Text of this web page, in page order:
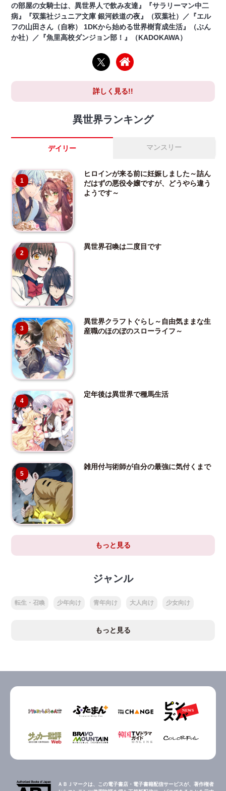
の部屋の女騎士は、異世界人で飲み友達』『サラリーマン中二
病』『双葉社ジュニア文庫 銀河鉄道の夜』（双葉社）／『エル
フの山田さん（自称） 1DKから始める世界樹育成生活』（ぶん
か社）／『魚里高校ダンジョン部！』（KADOKAWA）
詳しく見る!!
異世界ランキング
デイリー マンスリー
1
ヒロインが来る前に妊娠しました～詰ん
だはずの悪役令嬢ですが、どうやら違う
ようです～
2
異世界召喚は二度目です
3
異世界クラフトぐらし～自由気ままな生
産職のほのぼのスローライフ～
4
定年後は異世界で種馬生活
5
雑用付与術師が自分の最強に気付くまで
もっと見る
ジャンル
転生・召喚 少年向け 青年向け 大人向け 少女向け
もっと見る
ＡＢＪマークは、この電子書店・電子書籍配信サービスが、著作権者